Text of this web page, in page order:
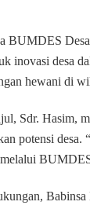
BUMDES
inovasi desa
hewani di
Sdr. Hasim,
potensi